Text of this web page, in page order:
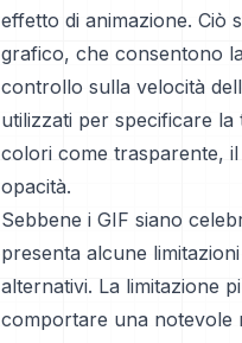
effetto di animazione. Ciò
grafico, che consentono
controllo sulla velocità
utilizzati per specificare
colori come trasparente,
opacità.
Sebbene i GIF siano
presenta alcune
alternativi. La limitazione
comportare una notevole